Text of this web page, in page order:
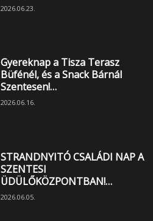
2026.06.23.
Gyereknap a Tisza Terasz
Büfénél, és a Snack Bárnál
Szentesen!…
2026.06.16.
STRANDNYITÓ CSALÁDI NAP A
SZENTESI
ÜDÜLŐKÖZPONTBAN!…
2026.06.05.